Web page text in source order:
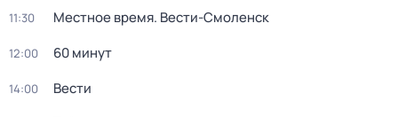
11:30 Местное время. Вести-Смоленск
12:00 60 минут
14:00 Вести